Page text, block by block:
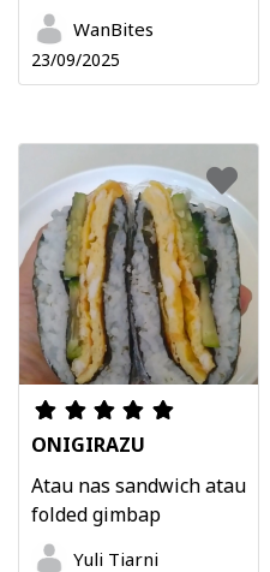
WanBites
23/09/2025
ONIGIRAZU
Atau nas sandwich atau
folded gimbap
Yuli Tiarni